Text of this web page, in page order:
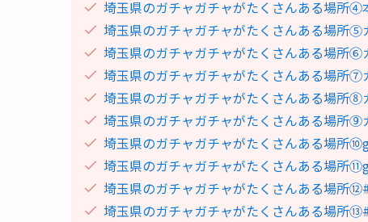
埼玉県のガチャガチャがたくさんある場所
埼玉県のガチャガチャがたくさんある場所
埼玉県のガチャガチャがたくさんある場所
埼玉県のガチャガチャがたくさんある場所
埼玉県のガチャガチャがたくさんある場所
埼玉県のガチャガチャがたくさんある場所⑨
埼玉県のガチャガチャがたくさんある場所
埼玉県のガチャガチャがたくさんある場所
埼玉県のガチャガチャがたくさんある場所
埼玉県のガチャガチャがたくさんある場所